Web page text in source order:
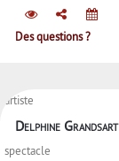
Des questions ?
artiste
Delphine Grandsart
spectacle